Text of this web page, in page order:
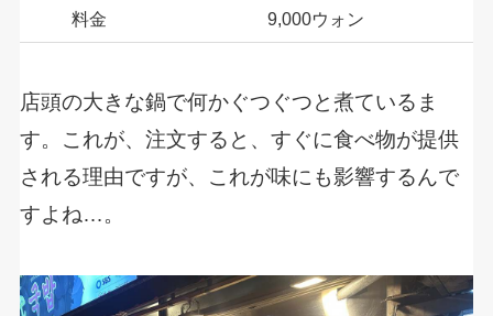
料金 9,000ウォン
店頭の大きな鍋で何かぐつぐつと煮ているま
す。これが、注文すると、すぐに食べ物が提供
される理由ですが、これが味にも影響するんで
すよね…。